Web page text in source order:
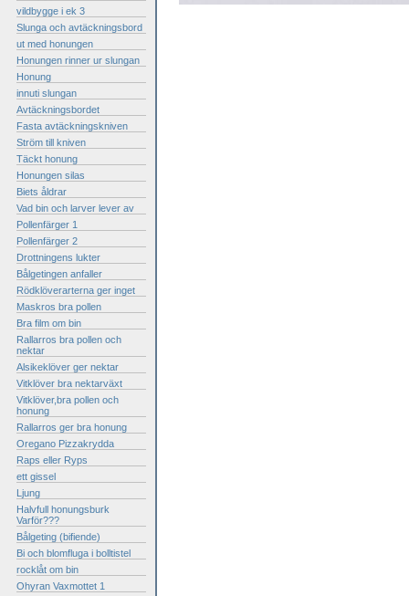
vildbygge i ek 3
Slunga och avtäckningsbord
ut med honungen
Honungen rinner ur slungan
Honung
innuti slungan
Avtäckningsbordet
Fasta avtäckningskniven
Ström till kniven
Täckt honung
Honungen silas
Biets åldrar
Vad bin och larver lever av
Pollenfärger 1
Pollenfärger 2
Drottningens lukter
Bålgetingen anfaller
Rödklöverarterna ger inget
Maskros bra pollen
Bra film om bin
Rallarros bra pollen och
nektar
Alsikeklöver ger nektar
Vitklöver bra nektarväxt
Vitklöver,bra pollen och
honung
Rallarros ger bra honung
Oregano Pizzakrydda
Raps eller Ryps
ett gissel
Ljung
Halvfull honungsburk
Varför???
Bålgeting (bifiende)
Bi och blomfluga i bolltistel
rocklåt om bin
Ohyran Vaxmottet 1